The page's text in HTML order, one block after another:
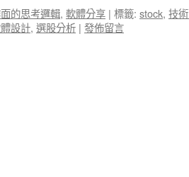
的思考邏輯, 軟體分享 | 標籤: stock, 技
設計, 選股分析 | 發佈留言